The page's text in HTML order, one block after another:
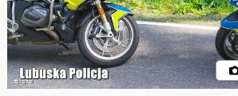
Policjanci zauważyli nerwowe
co wzbudziło ich podejrzenia.
W przestrzeni ładunkowej pojazdu
kg nielegalnej krajanki tytoniowej.
Mężczyzna przyznał się do